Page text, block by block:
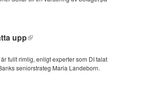
upp
fullt rimlig, enligt experter som DI talat
seniorstrateg Maria Landeborn.